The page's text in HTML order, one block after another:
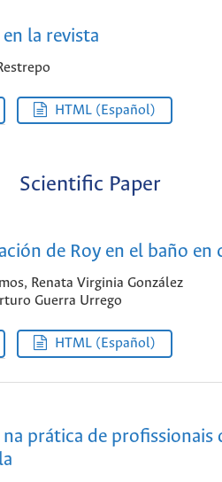
la revista
HTML (Español)
Scientific Paper
de Roy en el baño en
Renata Virginia González
Guerra Urrego
HTML (Español)
prática de profissionais